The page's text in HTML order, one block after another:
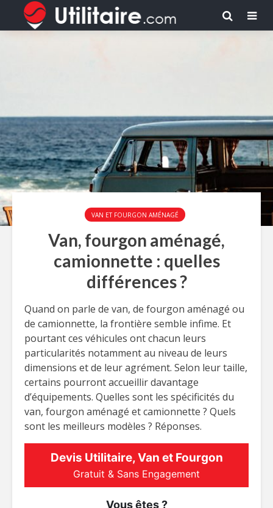
VAN ET FOURGON AMÉNAGÉ
Van, fourgon aménagé,
camionnette : quelles
différences ?
Quand on parle de van, de fourgon aménagé ou
de camionnette, la frontière semble infime. Et
pourtant ces véhicules ont chacun leurs
particularités notamment au niveau de leurs
dimensions et de leur agrément. Selon leur taille,
certains pourront accueillir davantage
d’équipements. Quelles sont les spécificités du
van, fourgon aménagé et camionnette ? Quels
sont les meilleurs modèles ? Réponses.